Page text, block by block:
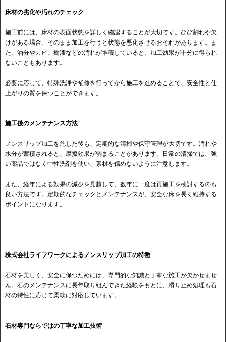
床材の劣化や汚れのチェック
施工前には、床材の表面状態を詳しく確認することが大切です。ひび割れや欠
けがある場合、そのまま加工を行うと状態を悪化させるおそれがあります。ま
た、油分やカビ、樹液などの汚れが堆積していると、加工効果が十分に得られ
ないこともあります。
必要に応じて、特殊洗浄や補修を行ってから施工を進めることで、安全性と仕
上がりの質を保つことができます。
施工後のメンテナンス方法
ノンスリップ加工を施した後も、定期的な清掃や保守管理が大切です。汚れや
水分が蓄積されると、摩擦効果が弱まることがあります。日常の清掃では、強
い薬品ではなく中性洗剤を使い、素材を傷めないように注意します。
また、経年による効果の減少を見越して、数年に一度は再施工を検討するのも
良い方法です。定期的なチェックとメンテナンスが、安全な床を長く維持する
ポイントになります。
株式会社ライフワークによるノンスリップ加工の特徴
石材を美しく、安全に保つためには、専門的な知識と丁寧な施工が欠かせませ
ん。石のメンテナンスに長年取り組んできた経験をもとに、滑り止め処理も石
材の特性に応じて柔軟に対応しています。
石材専門ならではの丁寧な加工技術